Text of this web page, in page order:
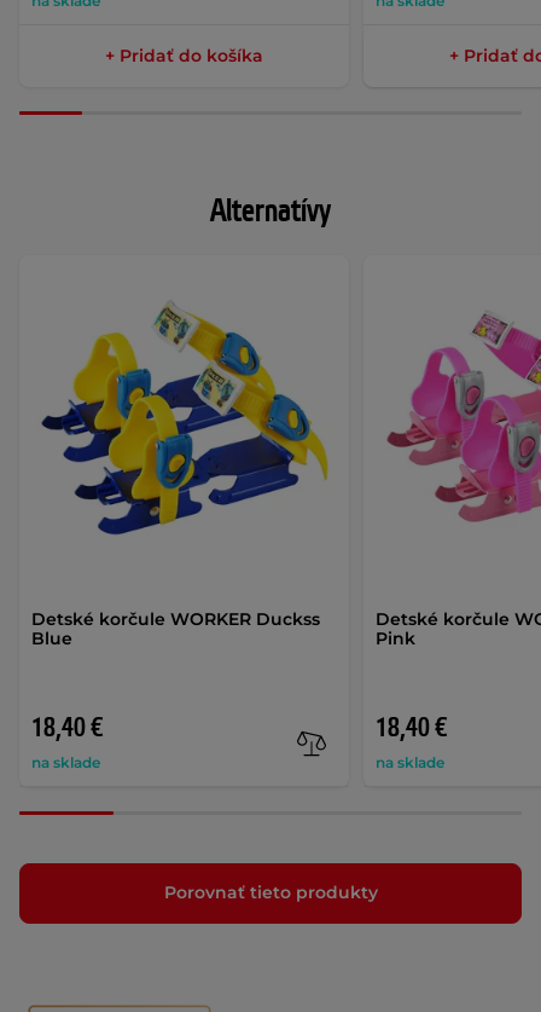
+ Pridať do košíka + Pridať
Alternatívy
Detské korčule WORKER Duckss
Blue
18,40 €
na sklade
Detské korčule
Pink
18,40 €
na sklade
Porovnať tieto produkty